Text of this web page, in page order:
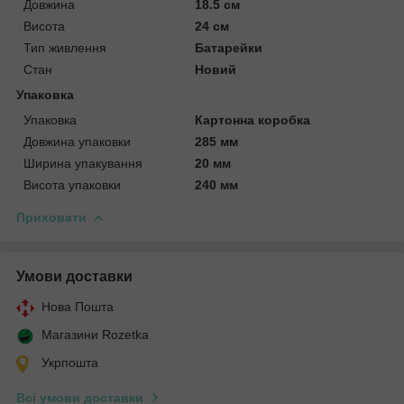
Довжина
18.5 см
Висота
24 см
Тип живлення
Батарейки
Стан
Новий
Упаковка
Упаковка
Картонна коробка
Довжина упаковки
285 мм
Ширина упакування
20 мм
Висота упаковки
240 мм
Приховати
Умови доставки
Нова Пошта
Магазини Rozetka
Укрпошта
Всі умови доставки